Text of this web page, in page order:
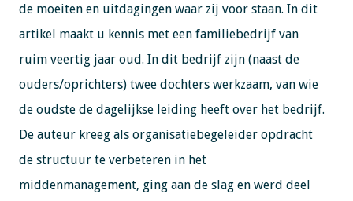
de moeiten en uitdagingen waar zij voor staan. In dit
artikel maakt u kennis met een familiebedrijf van
ruim veertig jaar oud. In dit bedrijf zijn (naast de
ouders/oprichters) twee dochters werkzaam, van wie
de oudste de dagelijkse leiding heeft over het bedrijf.
De auteur kreeg als organisatiebegeleider opdracht
de structuur te verbeteren in het
middenmanagement, ging aan de slag en werd deel